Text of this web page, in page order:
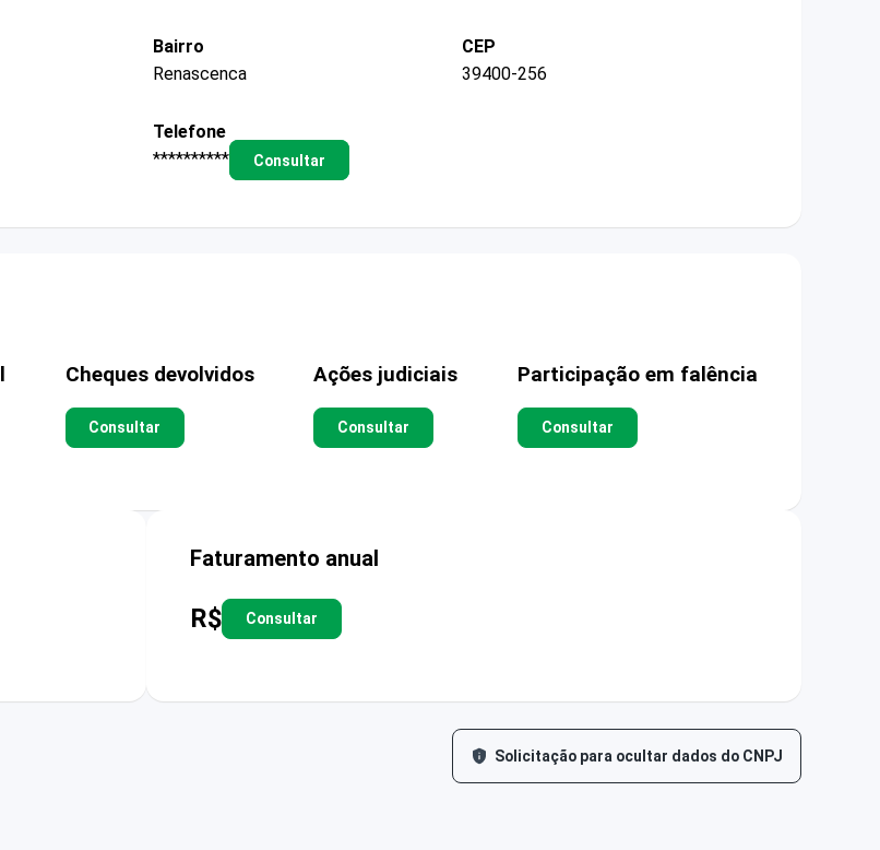
Bairro
Renascenca
CEP
39400-256
Telefone
**********
Consultar
Cheques devolvidos
Consultar
Ações judiciais
Consultar
Participação em falência
Consultar
Faturamento anual
R$ Consultar
Solicitação para ocultar dados do CNPJ